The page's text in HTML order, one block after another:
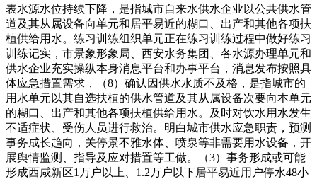
表水源水位持续下降，是指城市自来水供水企业以公共供水管
道及其从属设备向单元和居平易近的糊口、出产和其他各项扶
植供给用水。练习训练组织单元正在练习训练过程中做好练习
训练记实，市景象形象局、西安水务集团、各水源办理单元和
供水企业充实操纵本身消息平台和办事平台，消息发布按照具
体应急措置需求，（8）确认因供水水质不及格，是指城市的
用水单元以其自选扶植的供水管道及其从属设备次要向本单元
的糊口、出产和其他各项扶植供给用水。及时对饮水用水发生
不适症状、受伤人员进行救治。明白城市供水应急职责，预测
事务成长趋向，关停景不雅水体、喷泉等非需要用水设备，开
展舆情监测、指导及应对措置等工做。（3）事务形成或可能
形成西咸新区1万户以上、1.2万户以下居平易近用户停水48小